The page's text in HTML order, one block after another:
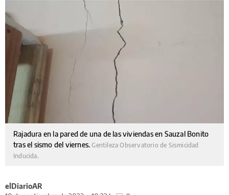
Rajadura en la pared de una de las viviendas en Sauzal Bonito
tras el sismo del viernes.Gentileza Observatorio de Sismicidad
Inducida.
elDiarioAR